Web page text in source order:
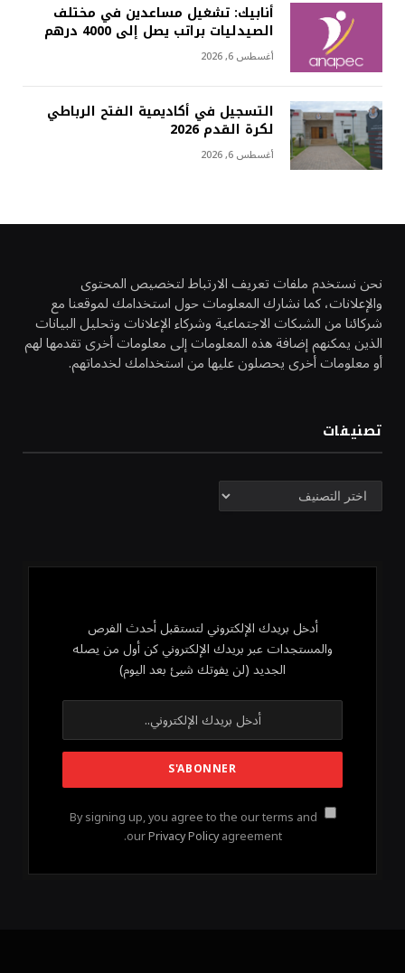
أنابيك: تشغيل مساعدين في مختلف
الصيدليات براتب يصل إلى 4000 درهم
أغسطس 6, 2026
التسجيل في أكاديمية الفتح الرباطي
لكرة القدم 2026
أغسطس 6, 2026
نحن نستخدم ملفات تعريف الارتباط لتخصيص المحتوى
والإعلانات، كما نشارك المعلومات حول استخدامك لموقعنا مع
شركائنا من الشبكات الاجتماعية وشركاء الإعلانات وتحليل البيانات
الذين يمكنهم إضافة هذه المعلومات إلى معلومات أخرى تقدمها لهم
أو معلومات أخرى يحصلون عليها من استخدامك لخدماتهم.
تصنيفات
تصنيفات
أدخل بريدك الإلكتروني لتستقبل أحدث الفرص
والمستجدات عبر بريدك الإلكتروني كن أول من يصله
الجديد (لن يفوتك شيئ بعد اليوم)
By signing up, you agree to the our terms and
ourPrivacy Policyagreement.